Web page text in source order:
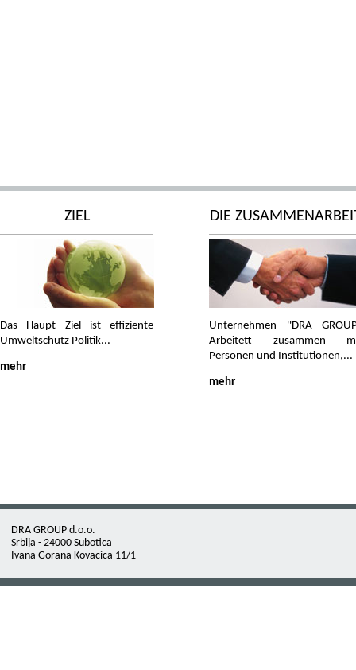
ZIEL
Das Haupt Ziel ist effiziente
Umweltschutz Politik...
mehr
DIE
Unternehmen ''DRA
Arbeitett zusammen
Personen und Institutionen,...
mehr
DRA GROUP d.o.o.
Srbija - 24000 Subotica
Ivana Gorana Kovacica 11/1